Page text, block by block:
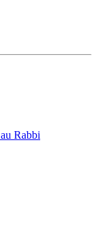
Rabbi